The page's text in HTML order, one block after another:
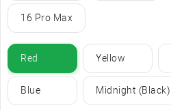
16 Pro Max
Red Yellow
Blue Midnight (Black)